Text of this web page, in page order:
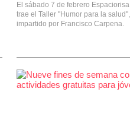
El sábado 7 de febrero
trae el Taller "Humor para la salud",
impartido por Francisco Carpena.